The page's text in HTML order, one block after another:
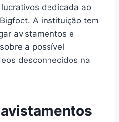
dedicada ao
A instituição tem
avistamentos e
a possível
desconhecidos na